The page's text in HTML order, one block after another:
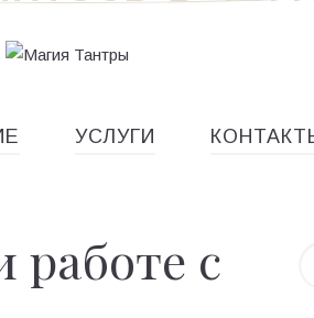
УСЛУГИ
с